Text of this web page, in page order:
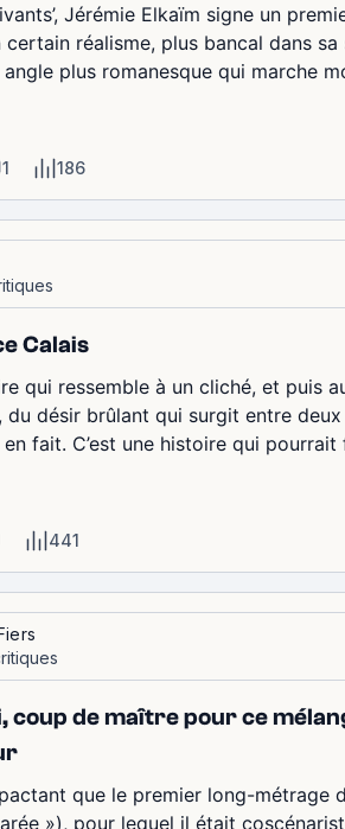
Jérémie Elkaïm signe un
certain réalisme, plus bancal dans
plus romanesque qui marche
1 186
Calais
qui ressemble à un cliché, et puis
du désir brûlant qui surgit entre
fait. C’est une histoire qui pourrait
441
coup de maître pour ce
que le premier long-métrage
»), pour lequel il était